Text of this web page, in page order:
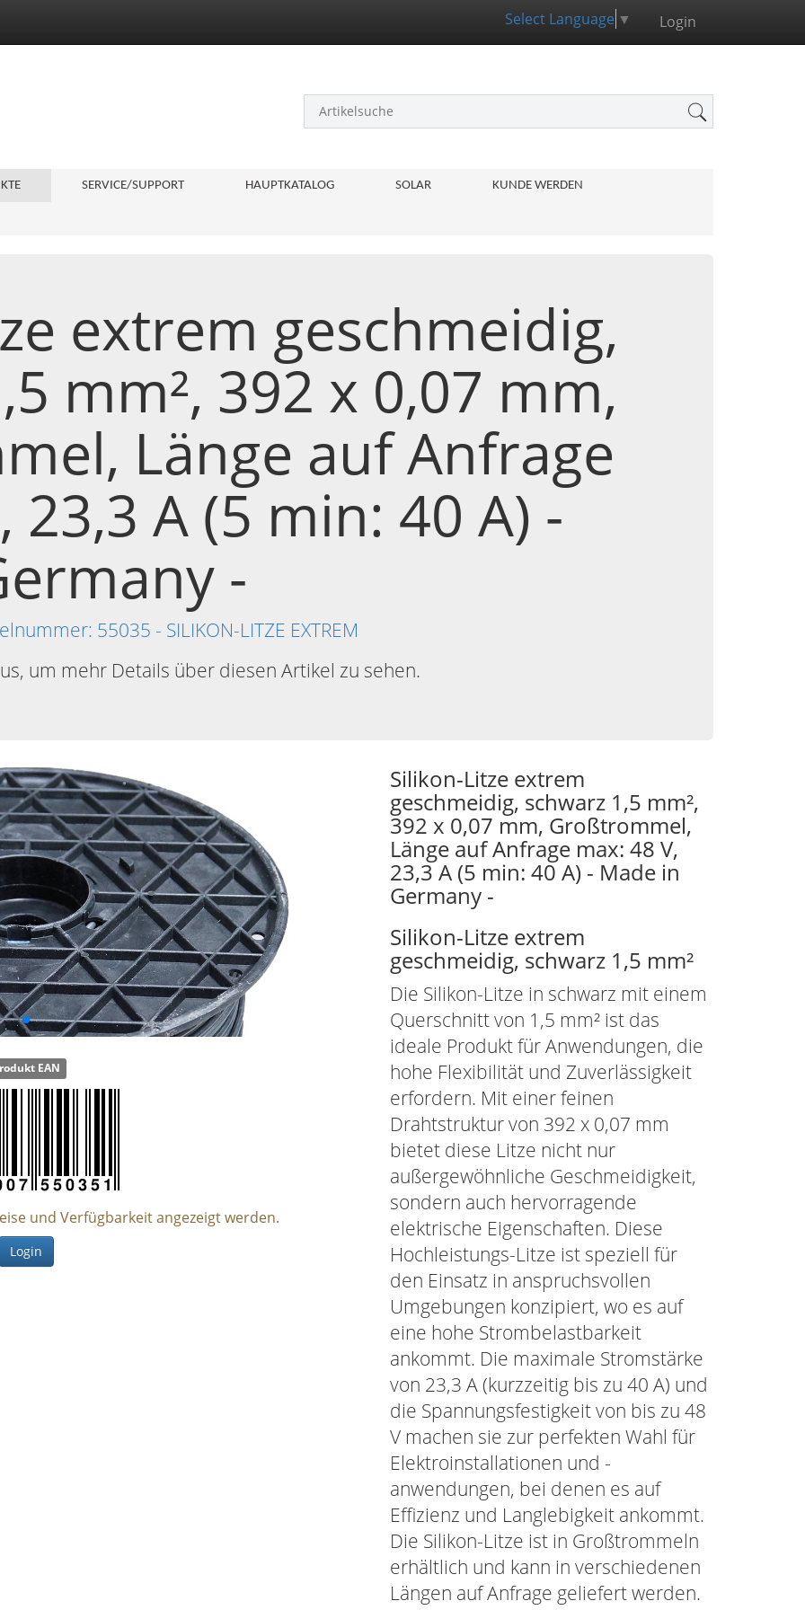
Select Language ▼ Login
SERVICE/SUPPORT HAUPTKATALOG SOLAR KUNDE WERDEN
extrem geschmeidig,
mm², 392 x 0,07 mm,
Länge auf Anfrage
23,3 A (5 min: 40 A) -
-
55035 - SILIKON-LITZE EXTREM
um mehr Details über diesen Artikel zu sehen.
EAN
und Verfügbarkeit angezeigt werden.
Login
Silikon-Litze extrem
geschmeidig, schwarz 1,5 mm²,
392 x 0,07 mm, Großtrommel,
Länge auf Anfrage max: 48 V,
23,3 A (5 min: 40 A) - Made in
Germany -
Silikon-Litze extrem
geschmeidig, schwarz 1,5 mm²
Die Silikon-Litze in schwarz mit einem
Querschnitt von 1,5 mm² ist das
ideale Produkt für Anwendungen, die
hohe Flexibilität und Zuverlässigkeit
erfordern. Mit einer feinen
Drahtstruktur von 392 x 0,07 mm
bietet diese Litze nicht nur
außergewöhnliche Geschmeidigkeit,
sondern auch hervorragende
elektrische Eigenschaften. Diese
Hochleistungs-Litze ist speziell für
den Einsatz in anspruchsvollen
Umgebungen konzipiert, wo es auf
eine hohe Strombelastbarkeit
ankommt. Die maximale Stromstärke
von 23,3 A (kurzzeitig bis zu 40 A) und
die Spannungsfestigkeit von bis zu 48
V machen sie zur perfekten Wahl für
Elektroinstallationen und -
anwendungen, bei denen es auf
Effizienz und Langlebigkeit ankommt.
Die Silikon-Litze ist in Großtrommeln
erhältlich und kann in verschiedenen
Längen auf Anfrage geliefert werden.